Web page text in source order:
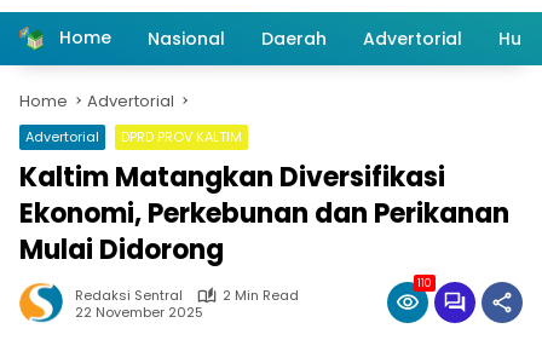
Home Nasional Daerah Advertorial
Home Advertorial
Advertorial DPRD PROV KALTIM
Kaltim Matangkan Diversifikasi
Ekonomi, Perkebunan dan Perikanan
Mulai Didorong
Redaksi Sentral
2 Min Read
22 November 2025
110